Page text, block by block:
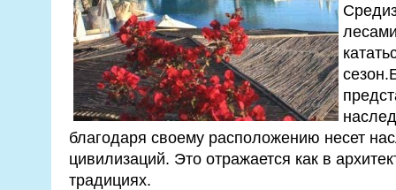
благодаря своему расположению несет
цивилизаций. Это отражается как в
традициях.